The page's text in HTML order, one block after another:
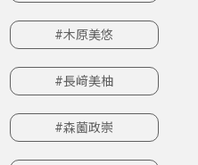
#木原美悠
#長﨑美柚
#森薗政崇